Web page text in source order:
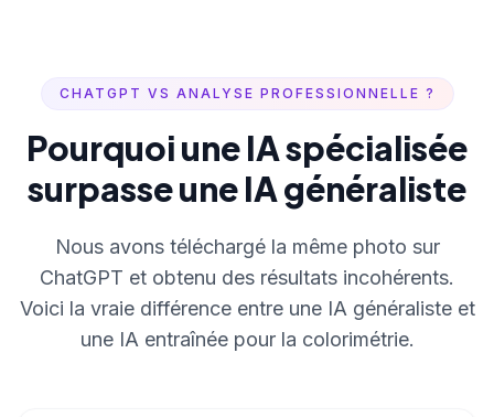
CHATGPT VS ANALYSE PROFESSIONNELLE ?
Pourquoi une IA spécialisée
surpasse une IA généraliste
Nous avons téléchargé la même photo sur
ChatGPT et obtenu des résultats incohérents.
Voici la vraie différence entre une IA généraliste et
une IA entraînée pour la colorimétrie.